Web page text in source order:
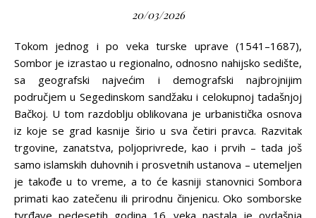
20/03/2026
Tokom jednog i po veka turske uprave (1541–1687),
Sombor je izrastao u regionalno, odnosno nahijsko sedište,
sa geografski najvećim i demografski najbrojnijim
područjem u Segedinskom sandžaku i celokupnoj tadašnjoj
Bačkoj. U tom razdoblju oblikovana je urbanistička osnova
iz koje se grad kasnije širio u sva četiri pravca. Razvitak
trgovine, zanatstva, polјoprivrede, kao i prvih – tada još
samo islamskih duhovnih i prosvetnih ustanova – utemelјen
je takođe u to vreme, a to će kasniji stanovnici Sombora
primati kao zatečenu ili prirodnu činjenicu. Oko somborske
tvrđave pedesetih godina 16. veka nastala je ovdašnja